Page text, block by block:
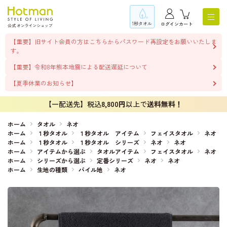
1秒タオル ログインカート
【重要】旧サイト会員の方はこちらからパスワード再設定をお願いいたしま
す。
【重要】令和8年熊本地震による配送遅延について
【夏季休業のお知らせ】
【一配送先】税込8,800円以上で送料無料！
ホーム タオル
ネオ
ホーム
１秒タオル １秒タオル アイテム フェイスタオル
ネオ
ホーム
１秒タオル １秒タオル シリーズ ネオ
ネオ
ホーム
アイテムから選ぶ タオルアイテム フェイスタオル
ネオ
ホーム
シリーズから選ぶ 定番シリーズ ネオ
ネオ
ホーム
生地の種類 パイル地 ネオ